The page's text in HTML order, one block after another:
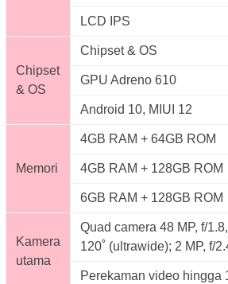
LCD IPS
Chipset
& OS
Chipset & OS
GPU Adreno 610
Android 10, MIUI 12
Memori
4GB RAM + 64GB ROM
4GB RAM + 128GB ROM
6GB RAM + 128GB ROM
Kamera
utama
Quad camera 48 MP, f/
120˚ (ultrawide); 2 MP, f/
Perekaman video hingga